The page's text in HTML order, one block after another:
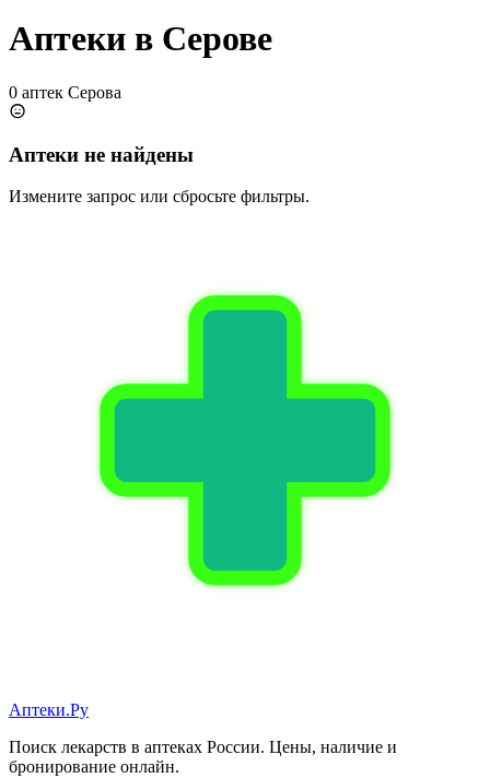
Аптеки в Серове
0 аптек Серова
Аптеки не найдены
Измените запрос или сбросьте фильтры.
Аптеки.Ру
Поиск лекарств в аптеках России. Цены, наличие и
бронирование онлайн.